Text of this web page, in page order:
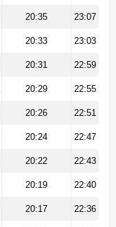
20:35 23:07
20:33 23:03
20:31 22:59
20:29 22:55
20:26 22:51
20:24 22:47
20:22 22:43
20:19 22:40
20:17 22:36